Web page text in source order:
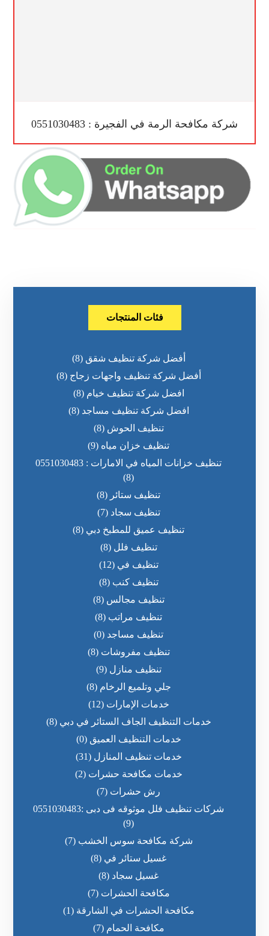
شركة مكافحة الرمة في الفجيرة : 0551030483
فئات المنتجات
أفضل شركة تنظيف شقق (8)
أفضل شركة تنظيف واجهات زجاج (8)
افضل شركة تنظيف خيام (8)
افضل شركة تنظيف مساجد (8)
تنظيف الحوش (8)
تنظيف خزان مياه (9)
تنظيف خزانات المياه في الامارات : 0551030483
(8)
تنظيف ستائر (8)
تنظيف سجاد (7)
تنظيف عميق للمطبخ دبي (8)
تنظيف فلل (8)
تنظيف في (12)
تنظيف كنب (8)
تنظيف مجالس (8)
تنظيف مراتب (8)
تنظيف مساجد (0)
تنظيف مفروشات (8)
تنظيف منازل (9)
جلي وتلميع الرخام (8)
خدمات الإمارات (12)
خدمات التنظيف الجاف الستائر في دبي (8)
خدمات التنظيف العميق (0)
خدمات تنظيف المنازل (31)
خدمات مكافحة حشرات (2)
رش حشرات (7)
شركات تنظيف فلل موثوقه فى دبى :0551030483
(9)
شركة مكافحة سوس الخشب (7)
غسيل ستائر في (8)
غسيل سجاد (8)
مكافحة الحشرات (7)
مكافحة الحشرات في الشارقة (1)
مكافحة الحمام (7)